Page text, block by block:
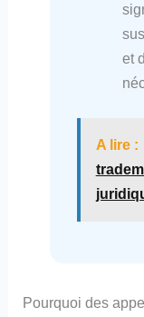
et
A lire :
Pourquoi des